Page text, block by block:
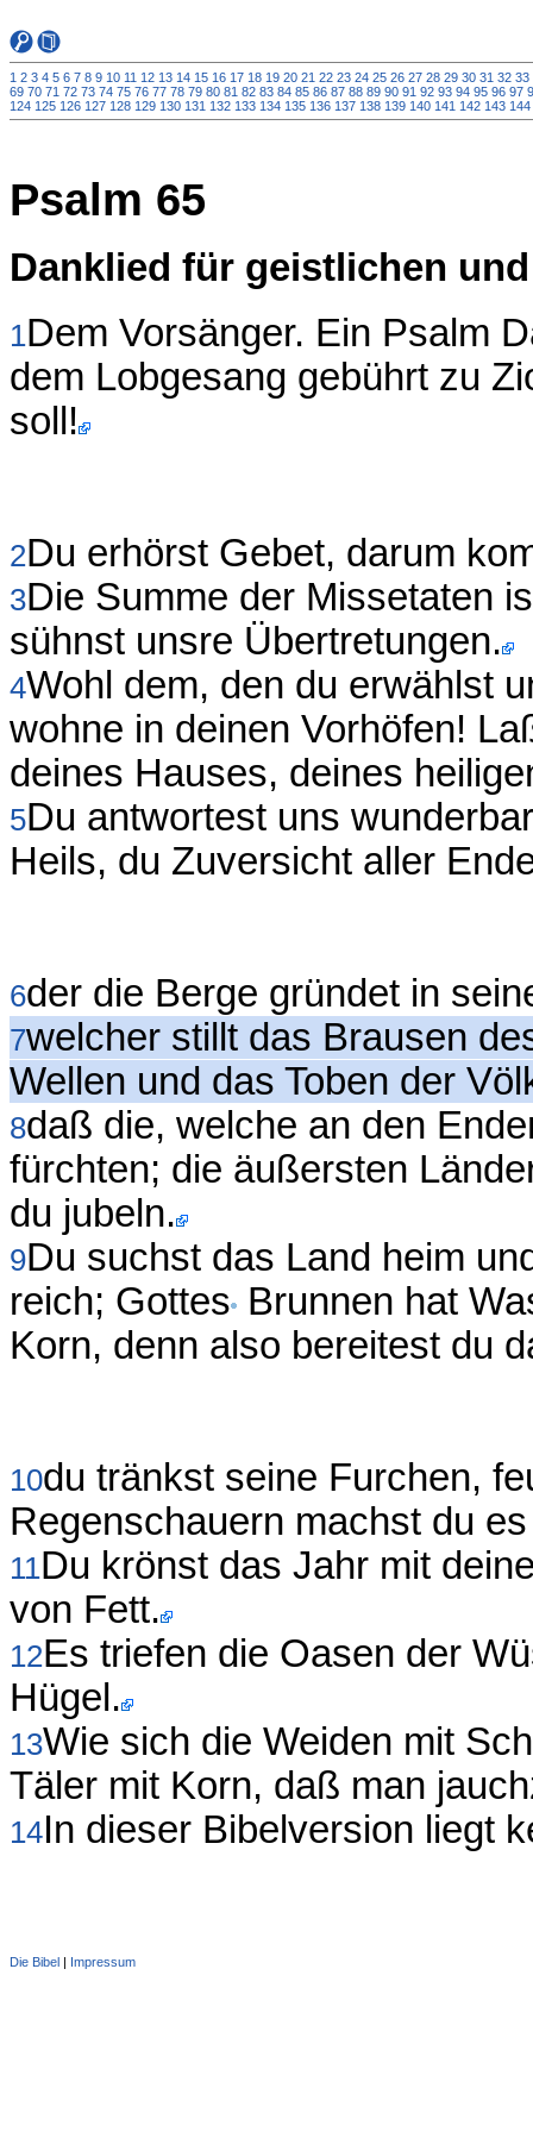
1 2 3 4 5 6 7 8 9 10 11 12 13 14 15 16 17 18 19 20 21 22 23 24 25 26 27 28 29 30 31 32 33
69 70 71 72 73 74 75 76 77 78 79 80 81 82 83 84 85 86 87 88 89 90 91 92 93 94 95 96 97
124 125 126 127 128 129 130 131 132 133 134 135 136 137 138 139 140 141 142 143 144
Psalm 65
Danklied für geistlichen
1Dem Vorsänger. Ein Psalm
dem Lobgesang gebührt zu
soll!
2Du erhörst Gebet, darum
3Die Summe der Missetaten
sühnst unsre Übertretungen.
4Wohl dem, den du erwählst
wohne in deinen Vorhöfen!
deines Hauses, deines
5Du antwortest uns
Heils, du Zuversicht aller
6der die Berge gründet in
7welcher stillt das Brausen
Wellen und das Toben der
8daß die, welche an den
fürchten; die äußersten
du jubeln.
9Du suchst das Land heim
reich; Gottes Brunnen hat
Korn, denn also bereitest du
10du tränkst seine Furchen,
Regenschauern machst du
11Du krönst das Jahr mit
von Fett.
12Es triefen die Oasen der
Hügel.
13Wie sich die Weiden mit
Täler mit Korn, daß man
14In dieser Bibelversion liegt
Die Bibel | Impressum